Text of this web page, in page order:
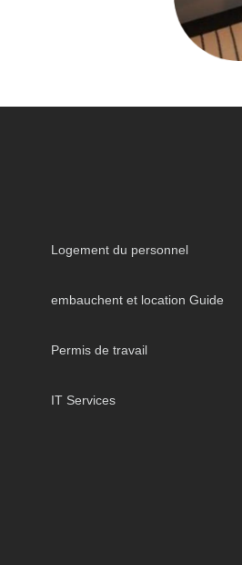
Logement du personnel
embauchent et location Guide
Permis de travail
IT Services